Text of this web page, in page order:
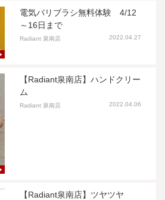
電気バリブラシ無料体験 4/12
～16日まで
Radiant 泉南店 2022.04.27
【Radiant泉南店】ハンドクリー
ム
Radiant 泉南店 2022.04.06
【Radiant泉南店】ツヤツヤ